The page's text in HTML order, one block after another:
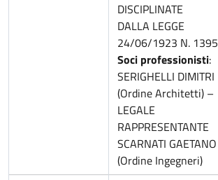
DISCIPLINATE
DALLA LEGGE
24/06/1923 N. 1395
Soci professionisti:
SERIGHELLI DIMITRI
(Ordine Architetti) –
LEGALE
RAPPRESENTANTE
SCARNATI GAETANO
(Ordine Ingegneri)